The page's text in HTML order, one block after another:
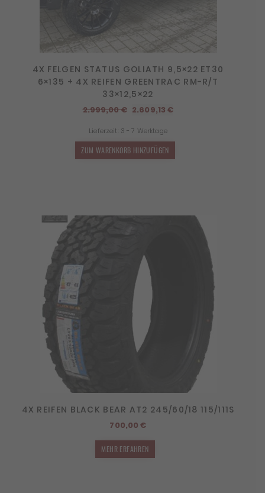
4X FELGEN STATUS GOLIATH 9,5×22 ET30
6×135 + 4X REIFEN GREENTRAC RM-R/T
33×12,5×22
2.999,00€ Ursprünglicher
war:
2.999,00 €
2.609,13€Aktueller
Lieferzeit: 3 - 7 Werktage
ZUM WARENKORB HINZUFÜGEN
4X REIFEN BLACK BEAR AT2 245/60/18 115/111S
700,00€
MEHR ERFAHREN